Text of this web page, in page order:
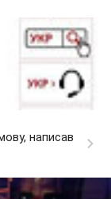
написав